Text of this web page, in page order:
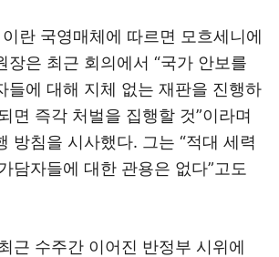
란 국영매체에 따르면 모흐세니에
장은 최근 회의에서 “국가 안보를
들에 대해 지체 없는 재판을 진행하
면 즉각 처벌을 집행할 것”이라며
방침을 시사했다. 그는 “적대 세력
담자들에 대한 관용은 없다”고도
근 수주간 이어진 반정부 시위에